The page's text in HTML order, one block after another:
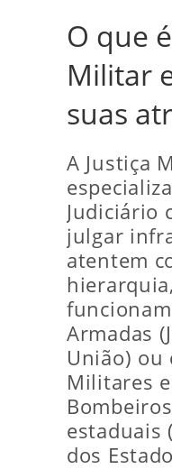
O que
Militar
suas
A Justiça
Judiciário
julgar
atentem
Armadas
União) ou
Militares
estaduais
dos